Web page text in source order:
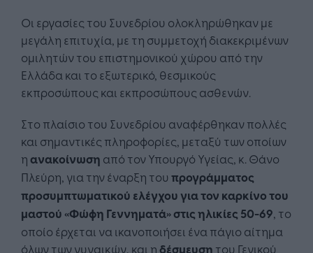
Οι εργασίες του Συνεδρίου ολοκληρώθηκαν με
μεγάλη επιτυχία, με τη συμμετοχή διακεκριμένων
ομιλητών του επιστημονικού χώρου από την
Ελλάδα και το εξωτερικό, θεσμικούς
εκπροσώπους και εκπροσώπους ασθενών.
Στο πλαίσιο του Συνεδρίου αναφέρθηκαν πολλές
και σημαντικές πληροφορίες, μεταξύ των οποίων
ηανακοίνωση από τον Υπουργό Υγείας, κ. Θάνο
Πλεύρη, για την έναρξη του προγράμματος
προσυμπτωματικού ελέγχου για τον καρκίνο του
μαστού «Φώφη Γεννηματά» στις ηλικίες 50-69, το
οποίο έρχεται να ικανοποιήσει ένα πάγιο αίτημα
όλων των γυναικών, και ηδέσμευση του Γενικού